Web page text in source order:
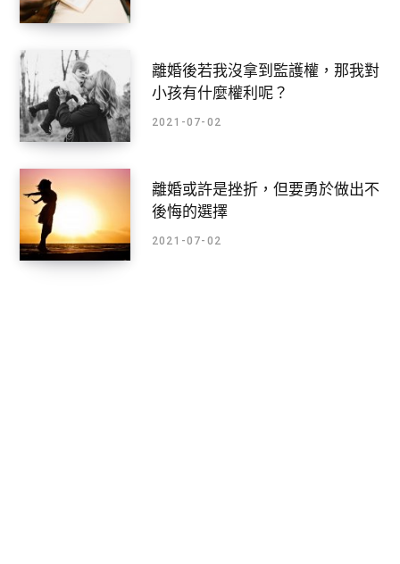
離婚後若我沒拿到監護權，那我對
小孩有什麼權利呢？
2021-07-02
離婚或許是挫折，但要勇於做出不
後悔的選擇
2021-07-02